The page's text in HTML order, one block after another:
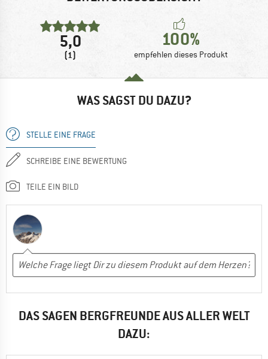
5,0
(1)
100%
empfehlen dieses Produkt
WAS SAGST DU DAZU?
STELLE EINE FRAGE
SCHREIBE EINE BEWERTUNG
TEILE EIN BILD
DAS SAGEN BERGFREUNDE AUS ALLER WELT
DAZU: